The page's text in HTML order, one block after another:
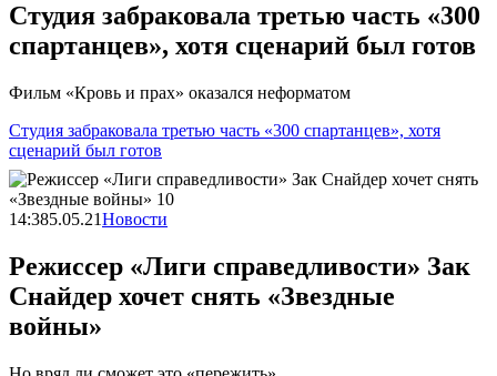
Студия забраковала третью часть «300
спартанцев», хотя сценарий был готов
Фильм «Кровь и прах» оказался неформатом
Студия забраковала третью часть «300 спартанцев», хотя
сценарий был готов
14:385.05.21Новости
Режиссер «Лиги справедливости» Зак
Снайдер хочет снять «Звездные
войны»